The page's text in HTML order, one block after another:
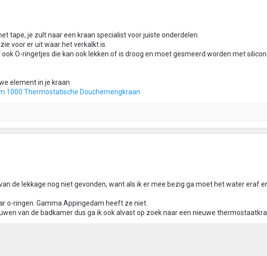
tape, je zult naar een kraan specialist voor juiste onderdelen.
voor er uit waar het verkalkt is.
O-ringetjes die kan ook lekken of is droog en moet gesmeerd worden met
element in je kraan
1000 Thermostatische Douchemengkraan
de lekkage nog niet gevonden, want als ik er mee bezig ga moet het water eraf
o-ringen. Gamma Appingedam heeft ze niet.
van de badkamer dus ga ik ook alvast op zoek naar een nieuwe